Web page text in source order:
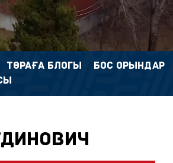
ТӨРАҒА БЛОГЫ
БОС ОРЫНДАР